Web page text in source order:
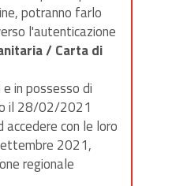
potranno farlo
l'autenticazione
/ Carta di
in possesso di
il 28/02/2021
con le loro
2021,
regionale